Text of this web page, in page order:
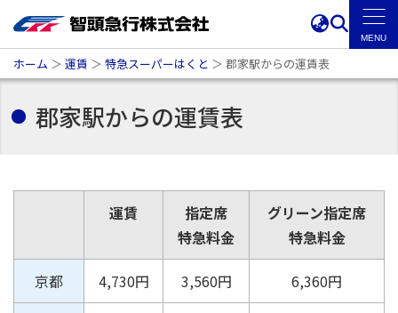
ホーム ＞ 運賃 ＞ 特急スーパーはくと ＞ 郡家駅からの運賃表
郡家駅からの運賃表
運賃
指定席
特急料金
グリーン指定席
特急料金
京都 4,730円 3,560円 6,360円